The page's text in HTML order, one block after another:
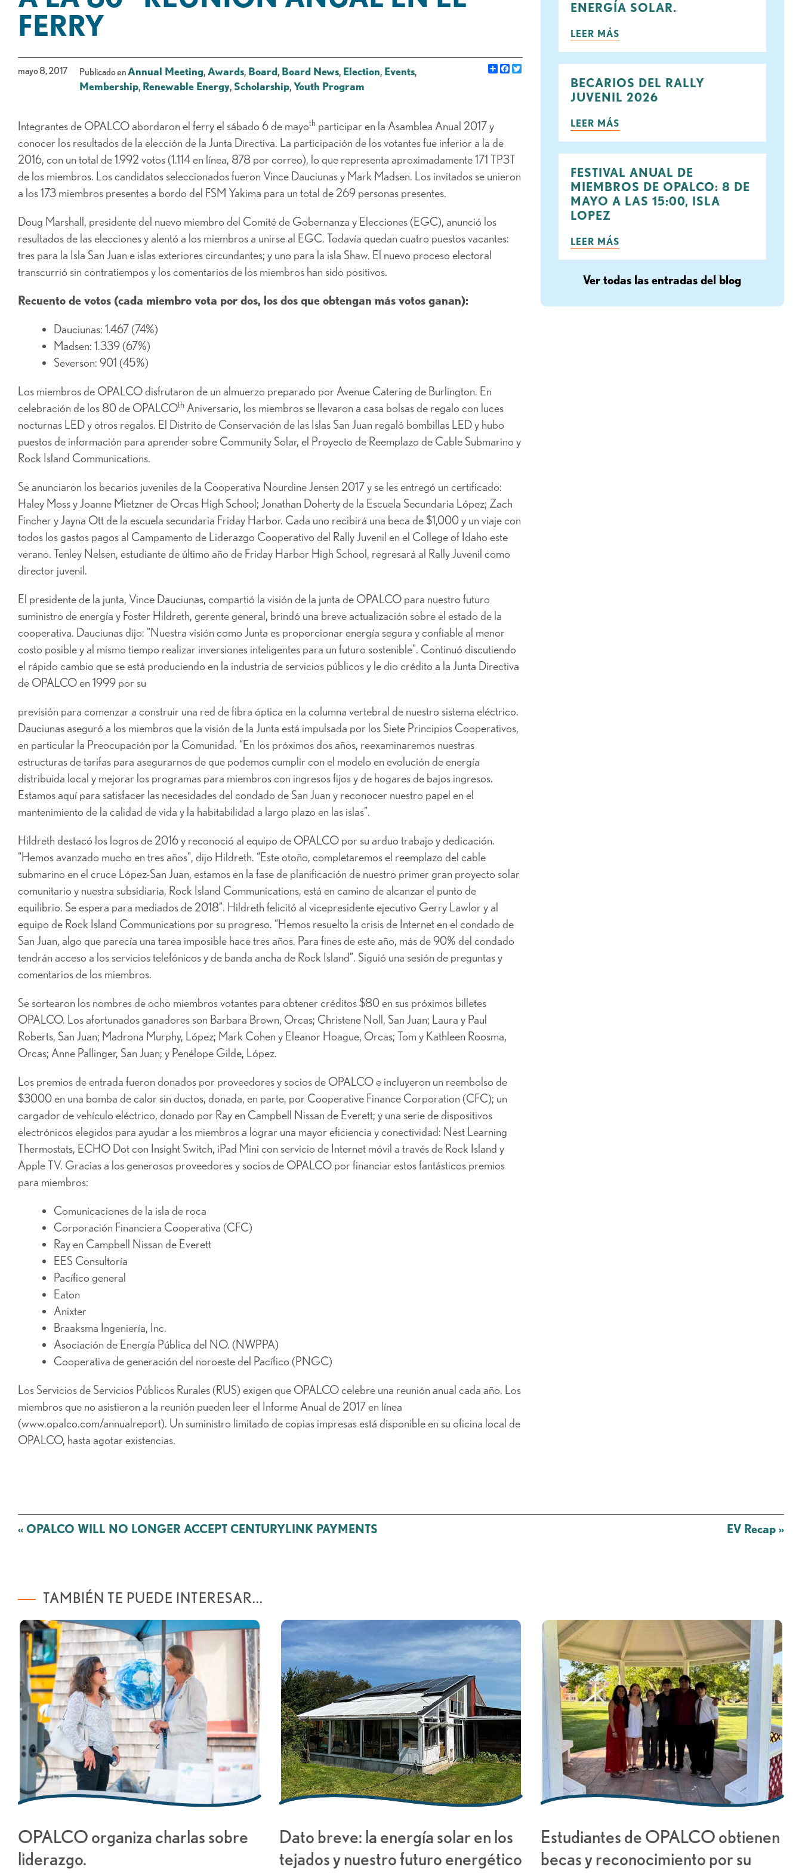
FERRY
mayo 8, 2017 Publicado enAnnual Meeting, Awards, Board, Board News, Election, Events,
Membership, Renewable Energy, Scholarship, Youth Program
ShareFacebook
Gorjeo
Integrantes de OPALCO abordaron el ferry el sábado 6 de mayoth participar en la Asamblea Anual 2017 y
conocer los resultados de la elección de la Junta Directiva. La participación de los votantes fue inferior a la de
2016, con un total de 1.992 votos (1.114 en línea, 878 por correo), lo que representa aproximadamente 171 TP3T
de los miembros. Los candidatos seleccionados fueron Vince Dauciunas y Mark Madsen. Los invitados se unieron
a los 173 miembros presentes a bordo del FSM Yakima para un total de 269 personas presentes.
Doug Marshall, presidente del nuevo miembro del Comité de Gobernanza y Elecciones (EGC), anunció los
resultados de las elecciones y alentó a los miembros a unirse al EGC. Todavía quedan cuatro puestos vacantes:
tres para la Isla San Juan e islas exteriores circundantes; y uno para la isla Shaw. El nuevo proceso electoral
transcurrió sin contratiempos y los comentarios de los miembros han sido positivos.
Recuento de votos (cada miembro vota por dos, los dos que obtengan más votos ganan):
Dauciunas: 1.467 (74%)
Madsen: 1.339 (67%)
Severson: 901 (45%)
Los miembros de OPALCO disfrutaron de un almuerzo preparado por Avenue Catering de Burlington. En
celebración de los 80 de OPALCOth Aniversario, los miembros se llevaron a casa bolsas de regalo con luces
nocturnas LED y otros regalos. El Distrito de Conservación de las Islas San Juan regaló bombillas LED y hubo
puestos de información para aprender sobre Community Solar, el Proyecto de Reemplazo de Cable Submarino y
Rock Island Communications.
Se anunciaron los becarios juveniles de la Cooperativa Nourdine Jensen 2017 y se les entregó un certificado:
Haley Moss y Joanne Mietzner de Orcas High School; Jonathan Doherty de la Escuela Secundaria López; Zach
Fincher y Jayna Ott de la escuela secundaria Friday Harbor. Cada uno recibirá una beca de $1,000 y un viaje con
todos los gastos pagos al Campamento de Liderazgo Cooperativo del Rally Juvenil en el College of Idaho este
verano. Tenley Nelsen, estudiante de último año de Friday Harbor High School, regresará al Rally Juvenil como
director juvenil.
El presidente de la junta, Vince Dauciunas, compartió la visión de la junta de OPALCO para nuestro futuro
suministro de energía y Foster Hildreth, gerente general, brindó una breve actualización sobre el estado de la
cooperativa. Dauciunas dijo: "Nuestra visión como Junta es proporcionar energía segura y confiable al menor
costo posible y al mismo tiempo realizar inversiones inteligentes para un futuro sostenible". Continuó discutiendo
el rápido cambio que se está produciendo en la industria de servicios públicos y le dio crédito a la Junta Directiva
de OPALCO en 1999 por su
previsión para comenzar a construir una red de fibra óptica en la columna vertebral de nuestro sistema eléctrico.
Dauciunas aseguró a los miembros que la visión de la Junta está impulsada por los Siete Principios Cooperativos,
en particular la Preocupación por la Comunidad. “En los próximos dos años, reexaminaremos nuestras
estructuras de tarifas para asegurarnos de que podemos cumplir con el modelo en evolución de energía
distribuida local y mejorar los programas para miembros con ingresos fijos y de hogares de bajos ingresos.
Estamos aquí para satisfacer las necesidades del condado de San Juan y reconocer nuestro papel en el
mantenimiento de la calidad de vida y la habitabilidad a largo plazo en las islas”.
Hildreth destacó los logros de 2016 y reconoció al equipo de OPALCO por su arduo trabajo y dedicación.
"Hemos avanzado mucho en tres años", dijo Hildreth. “Este otoño, completaremos el reemplazo del cable
submarino en el cruce López-San Juan, estamos en la fase de planificación de nuestro primer gran proyecto solar
comunitario y nuestra subsidiaria, Rock Island Communications, está en camino de alcanzar el punto de
equilibrio. Se espera para mediados de 2018”. Hildreth felicitó al vicepresidente ejecutivo Gerry Lawlor y al
equipo de Rock Island Communications por su progreso. “Hemos resuelto la crisis de Internet en el condado de
San Juan, algo que parecía una tarea imposible hace tres años. Para fines de este año, más de 90% del condado
tendrán acceso a los servicios telefónicos y de banda ancha de Rock Island”. Siguió una sesión de preguntas y
comentarios de los miembros.
Se sortearon los nombres de ocho miembros votantes para obtener créditos $80 en sus próximos billetes
OPALCO. Los afortunados ganadores son Barbara Brown, Orcas; Christene Noll, San Juan; Laura y Paul
Roberts, San Juan; Madrona Murphy, López; Mark Cohen y Eleanor Hoague, Orcas; Tom y Kathleen Roosma,
Orcas; Anne Pallinger, San Juan; y Penélope Gilde, López.
Los premios de entrada fueron donados por proveedores y socios de OPALCO e incluyeron un reembolso de
$3000 en una bomba de calor sin ductos, donada, en parte, por Cooperative Finance Corporation (CFC); un
cargador de vehículo eléctrico, donado por Ray en Campbell Nissan de Everett; y una serie de dispositivos
electrónicos elegidos para ayudar a los miembros a lograr una mayor eficiencia y conectividad: Nest Learning
Thermostats, ECHO Dot con Insight Switch, iPad Mini con servicio de Internet móvil a través de Rock Island y
Apple TV. Gracias a los generosos proveedores y socios de OPALCO por financiar estos fantásticos premios
para miembros:
Comunicaciones de la isla de roca
Corporación Financiera Cooperativa (CFC)
Ray en Campbell Nissan de Everett
EES Consultoría
Pacífico general
Eaton
Anixter
Braaksma Ingeniería, Inc.
Asociación de Energía Pública del NO. (NWPPA)
Cooperativa de generación del noroeste del Pacífico (PNGC)
Los Servicios de Servicios Públicos Rurales (RUS) exigen que OPALCO celebre una reunión anual cada año. Los
miembros que no asistieron a la reunión pueden leer el Informe Anual de 2017 en línea
(www.opalco.com/annualreport). Un suministro limitado de copias impresas está disponible en su oficina local de
OPALCO, hasta agotar existencias.
ENERGÍA SOLAR.
LEER MÁS
BECARIOS DEL RALLY
JUVENIL 2026
LEER MÁS
FESTIVAL ANUAL DE
MIEMBROS DE OPALCO: 8 DE
MAYO A LAS 15:00, ISLA
LOPEZ
LEER MÁS
Ver todas las entradas del blog
Mensaje
« OPALCO WILL NO LONGER ACCEPT CENTURYLINK PAYMENTS EV Recap »
TAMBIÉN TE PUEDE INTERESAR...
OPALCO organiza charlas sobre
liderazgo.
Dato breve: la energía solar en los
tejados y nuestro futuro energético
Estudiantes de OPALCO obtienen
becas y reconocimiento por su